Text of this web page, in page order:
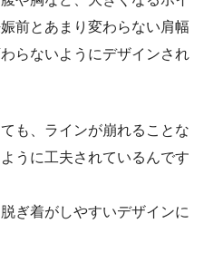
前とあまり変わらない肩幅
らないようにデザインされ
も、ラインが崩れることな
うに工夫されているんです
ぎ着がしやすいデザインに